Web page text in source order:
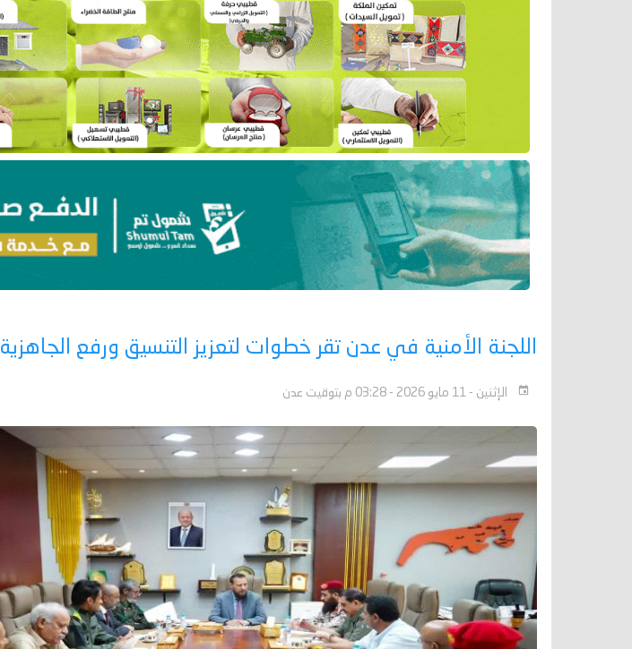
اللجنة الأمنية في عدن تقر خطوات لتعزيز التنسيق ورفع الجاهزية
الإثنين - 11 مايو 2026 - 03:28 م بتوقيت عدن